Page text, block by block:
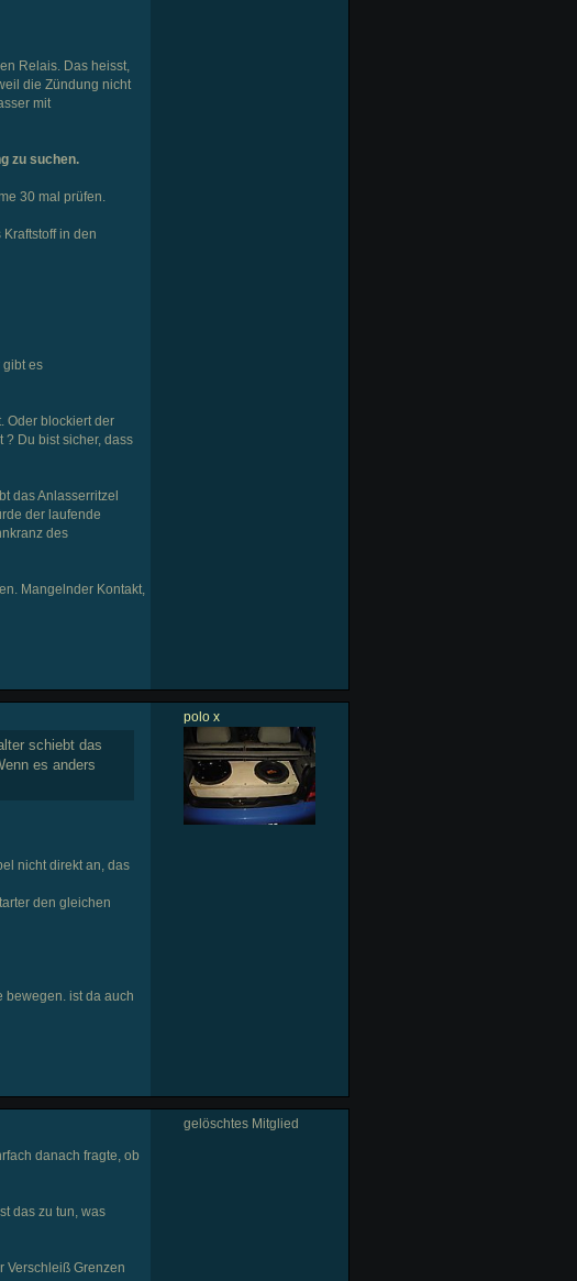
Relais. Das heisst,
die Zündung nicht
mit
zu suchen.
30 mal prüfen.
in den
gibt es
Oder blockiert der
? Du bist sicher, dass
das Anlasserritzel
der laufende
des
Mangelnder Kontakt,
polo x
schiebt das
es anders
nicht direkt an, das
den gleichen
bewegen. ist da auch
gelöschtes Mitglied
danach fragte, ob
das zu tun, was
Verschleiß Grenzen